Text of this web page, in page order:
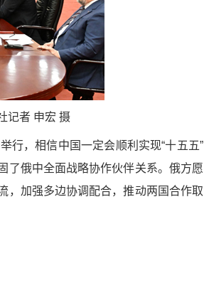
记者 申宏 摄
行，相信中国一定会顺利实现“十五五”
了俄中全面战略协作伙伴关系。俄方愿
，加强多边协调配合，推动两国合作取